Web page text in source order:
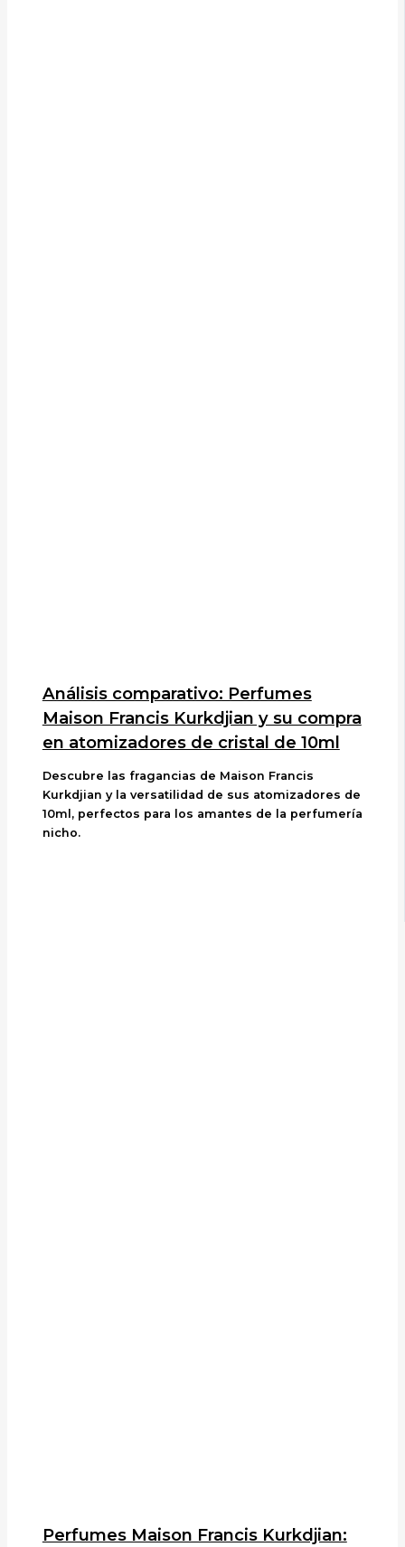
Análisis comparativo: Perfumes
Maison Francis Kurkdjian y su compra
en atomizadores de cristal de 10ml
Descubre las fragancias de Maison Francis
Kurkdjian y la versatilidad de sus atomizadores de
10ml, perfectos para los amantes de la perfumería
nicho.
Perfumes Maison Francis Kurkdjian: